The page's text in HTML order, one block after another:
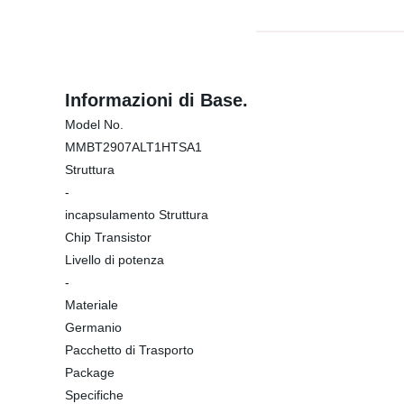
Informazioni di Base.
Model No.
MMBT2907ALT1HTSA1
Struttura
-
incapsulamento Struttura
Chip Transistor
Livello di potenza
-
Materiale
Germanio
Pacchetto di Trasporto
Package
Specifiche